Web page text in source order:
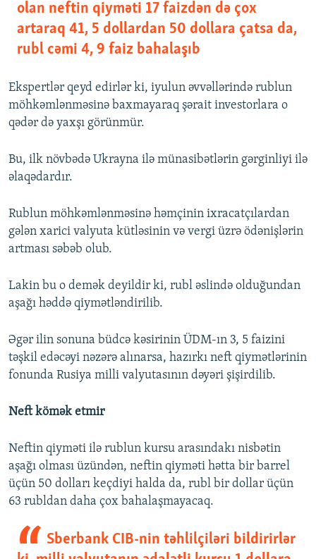
olan neftin qiyməti 17 faizdən də çox
artaraq 41, 5 dollardan 50 dollara çatsa da,
rubl cəmi 4, 9 faiz bahalaşıb
Ekspertlər qeyd edirlər ki, iyulun əvvəllərində rublun
möhkəmlənməsinə baxmayaraq şərait investorlara o
qədər də yaxşı görünmür.
Bu, ilk növbədə Ukrayna ilə münasibətlərin gərginliyi ilə
əlaqədardır.
Rublun möhkəmlənməsinə həmçinin ixracatçılardan
gələn xarici valyuta kütləsinin və vergi üzrə ödənişlərin
artması səbəb olub.
Lakin bu o demək deyildir ki, rubl əslində olduğundan
aşağı həddə qiymətləndirilib.
Əgər ilin sonuna büdcə kəsirinin ÜDM-ın 3, 5 faizini
təşkil edəcəyi nəzərə alınarsa, hazırkı neft qiymətlərinin
fonunda Rusiya milli valyutasının dəyəri şişirdilib.
Neft kömək etmir
Neftin qiyməti ilə rublun kursu arasındakı nisbətin
aşağı olması üzündən, neftin qiyməti hətta bir barrel
üçün 50 dolları keçdiyi halda da, rubl bir dollar üçün
63 rubldan daha çox bahalaşmayacaq.
Sberbank CIB-nin təhlilçiləri bildirirlər